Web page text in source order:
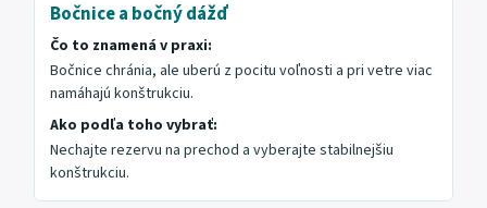
Bočnice a bočný dážď
Čo to znamená v praxi:
Bočnice chránia, ale uberú z pocitu voľnosti a pri vetre viac
namáhajú konštrukciu.
Ako podľa toho vybrať:
Nechajte rezervu na prechod a vyberajte stabilnejšiu
konštrukciu.